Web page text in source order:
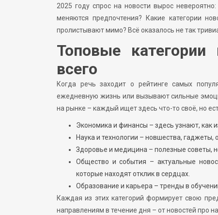
2025 году спрос на новости вырос
меняются предпочтения? Какие категории
пролистывают мимо? Всё оказалось не так
Топовые
всего
Когда речь заходит о рейтинге самых
ежедневную жизнь или вызывают сильные
на рынке – каждый ищет здесь что-то своё, но
Экономика и финансы – здесь узнают, как
Наука и технологии – новшества,
Здоровье и медицина – полезные советы,
Общество и события – актуальные
которые находят отклик в сердцах.
Образование и карьера – тренды в
Каждая из этих категорий формирует свою
направлениям в течение дня – от новостей про